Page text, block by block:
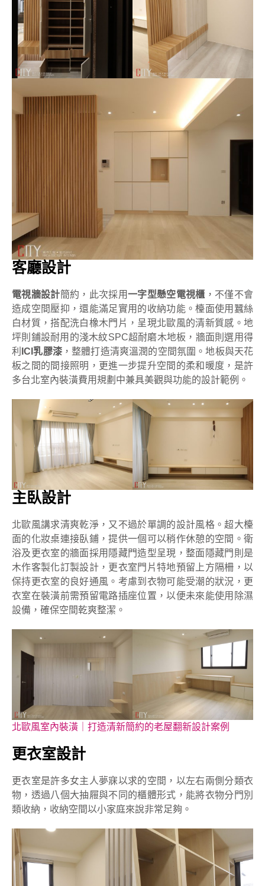
客廳設計
電視牆設計簡約，此次採用一字型懸空電視櫃 ，不僅不會
造成空間壓抑，還能滿足實用的收納功能。檯面使用蠶絲
白材質，搭配洗白橡木門片，呈現北歐風的清新質感。地
坪則鋪設耐用的淺木紋SPC超耐磨木地板，牆面則選用得
利 ICI乳膠漆，整體打造清爽溫潤的空間氛圍。地板與天花
板之間的間接照明，更進一步提升空間的柔和暖度，是許
多台北室內裝潢費用規劃中兼具美觀與功能的設計範例。
主臥設計
北歐風講求清爽乾淨，又不過於單調的設計風格。超大檯
面的化妝桌連接臥鋪，提供一個可以稍作休憩的空間。衛
浴及更衣室的牆面採用隱藏門造型呈現，整面隱藏門則是
木作客製化訂製設計，更衣室門片特地預留上方隔柵，以
保持更衣室的良好通風。考慮到衣物可能受潮的狀況，更
衣室在裝潢前需預留電路插座位置，以便未來能使用除濕
設備，確保空間乾爽整潔。
北歐風室內裝潢｜打造清新簡約的老屋翻新設計案例
更衣室設計
更衣室是許多女主人夢寐以求的空間，以左右兩側分類衣
物，透過八個大抽屜與不同的櫃體形式，能將衣物分門別
類收納，收納空間以小家庭來說非常足夠。